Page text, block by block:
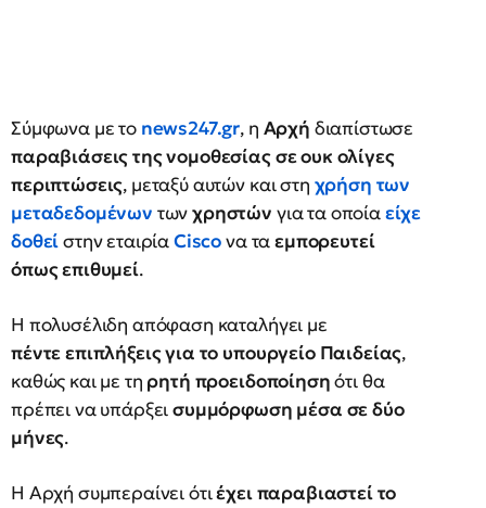
Σύμφωνα με το news247.gr, η Αρχή διαπίστωσε
παραβιάσεις της νομοθεσίας σε ουκ ολίγες
περιπτώσεις, μεταξύ αυτών και στη χρήση των
μεταδεδομένων τωνχρηστών για τα οποίαείχε
δοθείστην εταιρίαCiscoνα ταεμπορευτεί
όπως επιθυμεί.
Η πολυσέλιδη απόφαση καταλήγει με
πέντε επιπλήξεις για το υπουργείο Παιδείας,
καθώς και με τη ρητή προειδοποίησηότι θα
πρέπει να υπάρξεισυμμόρφωση μέσα σε δύο
μήνες.
Η Αρχή συμπεραίνει ότιέχει παραβιαστεί το